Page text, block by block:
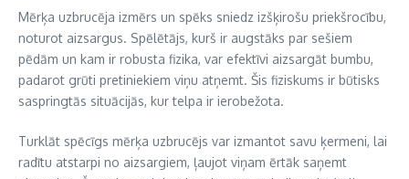
Mērķa uzbrucēja izmērs un spēks sniedz izšķirošu priekšrocību,
noturot aizsargus. Spēlētājs, kurš ir augstāks par sešiem
pēdām un kam ir robusta fizika, var efektīvi aizsargāt bumbu,
padarot grūti pretiniekiem viņu atņemt. Šis fiziskums ir būtisks
saspringtās situācijās, kur telpa ir ierobežota.
Turklāt spēcīgs mērķa uzbrucējs var izmantot savu ķermeni, lai
radītu atstarpi no aizsargiem, ļaujot viņam ērtāk saņemt